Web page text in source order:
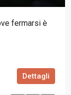
fermarsi è
Dettagli